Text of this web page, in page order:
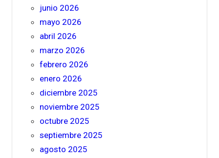
junio 2026
mayo 2026
abril 2026
marzo 2026
febrero 2026
enero 2026
diciembre 2025
noviembre 2025
octubre 2025
septiembre 2025
agosto 2025